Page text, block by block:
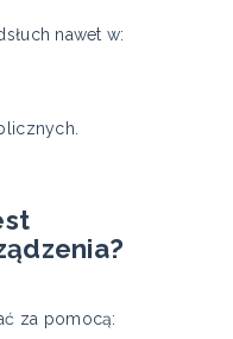
nawet w:
za pomocą: